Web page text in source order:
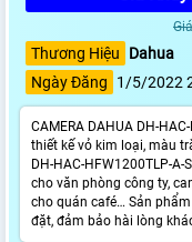
Thương Hiệu
Dahua
Ngày Đăng
1/5/2022
CAMERA DAHUA DH-
thiết kế vỏ kim loại, màu
DH-HAC-HFW1200TLP-
cho văn phòng công ty,
cho quán café… Sản
đặt, đảm bảo hài lòng